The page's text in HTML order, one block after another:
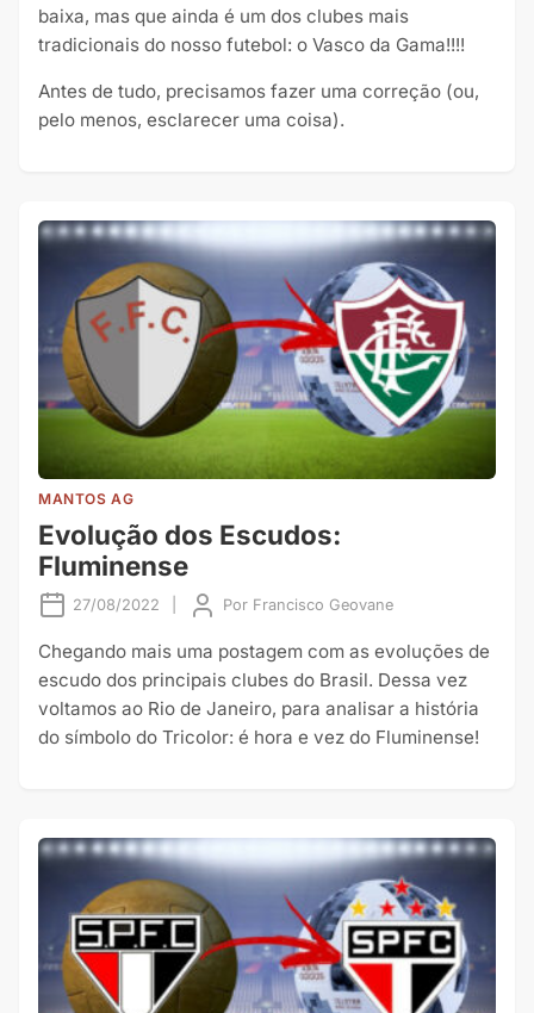
baixa, mas que ainda é um dos clubes mais
tradicionais do nosso futebol: o Vasco da Gama!!!!
Antes de tudo, precisamos fazer uma correção (ou,
pelo menos, esclarecer uma coisa).
MANTOS AG
Evolução dos Escudos:
Fluminense
27/08/2022 Por Francisco Geovane
Chegando mais uma postagem com as evoluções de
escudo dos principais clubes do Brasil. Dessa vez
voltamos ao Rio de Janeiro, para analisar a história
do símbolo do Tricolor: é hora e vez do Fluminense!